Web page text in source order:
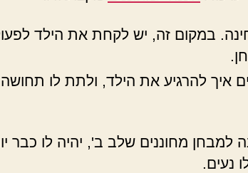
במקום זה, יש לקחת את הילד
איך להרגיע את הילד, ולתת לו תחושה
למבחן מחוננים שלב ב', יהיה לו כבר
נעים.